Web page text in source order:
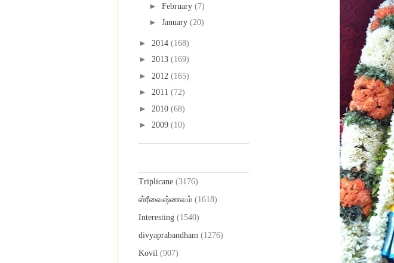
► February (7)
► January (20)
► 2014 (168)
► 2013 (169)
► 2012 (165)
► 2011 (72)
► 2010 (68)
► 2009 (10)
Triplicane (3176)
ஸ்ரீவைஷ்ணவம் (1618)
Interesting (1540)
divyaprabandham (1276)
Kovil (907)